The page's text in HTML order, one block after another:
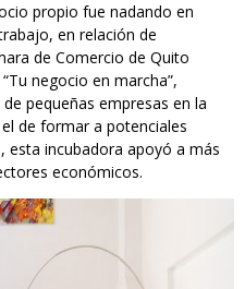
propio fue nadando en
en relación de
de Comercio de Quito
negocio en marcha”,
pequeñas empresas en la
de formar a potenciales
esta incubadora apoyó a más
económicos.